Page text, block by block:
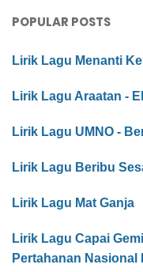
POPULAR POSTS
Lirik Lagu Menanti
Lirik Lagu Araatan -
Lirik Lagu UMNO -
Lirik Lagu Beribu
Lirik Lagu Mat Ganja
Lirik Lagu Capai
Pertahanan Nasional